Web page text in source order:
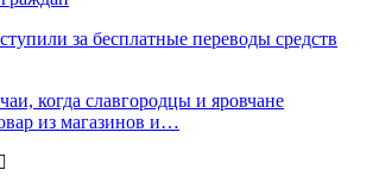
за бесплатные переводы средств
когда славгородцы и яровчане
из магазинов и…